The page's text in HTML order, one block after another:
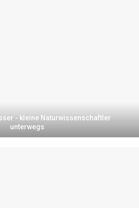
- kleine Naturwissenschaftler
unterwegs